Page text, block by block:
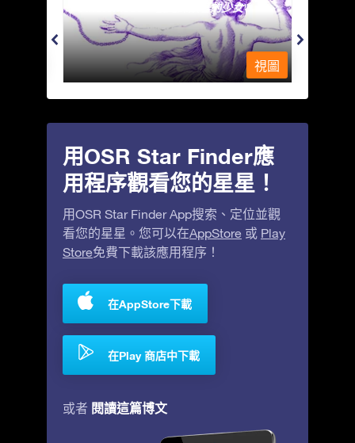
Andromeda - 被鐵鍊鎖著的少女
視圖
用OSR Star Finder應
用程序觀看您的星星！
用OSR Star Finder App搜索、定位並觀
看您的星星。您可以在AppStore 或 Play
Store免費下載該應用程序！
在AppStore下載
在Play 商店中下載
或者 閱讀這篇博文